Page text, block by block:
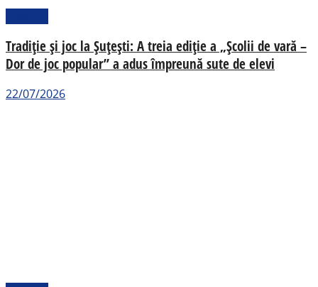
Tradiție și joc la Șuțești: A treia ediție a „Școlii de vară –
Dor de joc popular” a adus împreună sute de elevi
22/07/2026